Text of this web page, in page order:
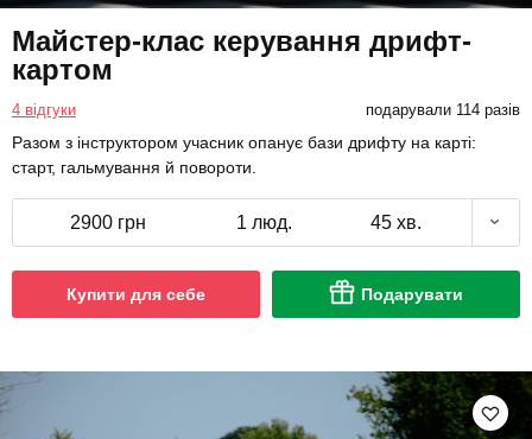
Майстер-клас керування дрифт-
картом
4 відгуки подарували 114 разів
Разом з інструктором учасник опанує бази дрифту на карті:
старт, гальмування й повороти.
2900 грн 1 люд. 45 хв.
Купити для себе Подарувати